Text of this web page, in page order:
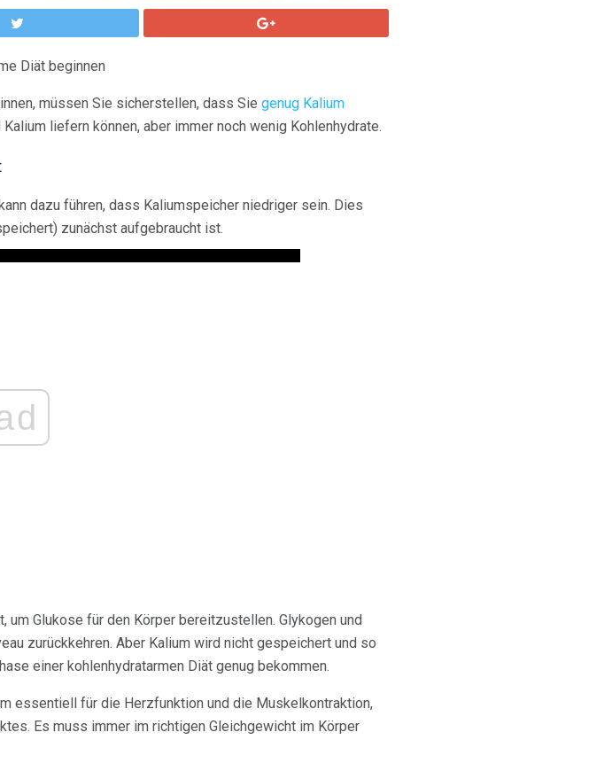
Diät beginnen
müssen Sie sicherstellen, dass Sie genug Kalium
liefern können, aber immer noch wenig Kohlenhydrate.
dazu führen, dass Kaliumspeicher niedriger sein. Dies
zunächst aufgebraucht ist.
Glukose für den Körper bereitzustellen. Glykogen und
zurückkehren. Aber Kalium wird nicht gespeichert und so
einer kohlenhydratarmen Diät genug bekommen.
essentiell für die Herzfunktion und die Muskelkontraktion,
Es muss immer im richtigen Gleichgewicht im Körper